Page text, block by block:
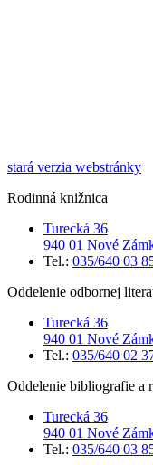
stará verzia webstránky
Rodinná knižnica
Turecká 36
940 01 Nové
Tel.: 035/640 03
Oddelenie odbornej
Turecká 36
940 01 Nové
Tel.: 035/640 02
Oddelenie bibliografie a
Turecká 36
940 01 Nové
Tel.: 035/640 03